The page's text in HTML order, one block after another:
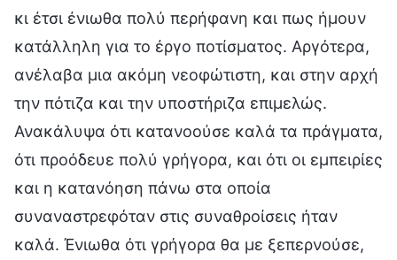
κι έτσι ένιωθα πολύ περήφανη και πως ήμουν
κατάλληλη για το έργο ποτίσματος. Αργότερα,
ανέλαβα μια ακόμη νεοφώτιστη, και στην αρχή
την πότιζα και την υποστήριζα επιμελώς.
Ανακάλυψα ότι κατανοούσε καλά τα πράγματα,
ότι προόδευε πολύ γρήγορα, και ότι οι εμπειρίες
και η κατανόηση πάνω στα οποία
συναναστρεφόταν στις συναθροίσεις ήταν
καλά. Ένιωθα ότι γρήγορα θα με ξεπερνούσε,